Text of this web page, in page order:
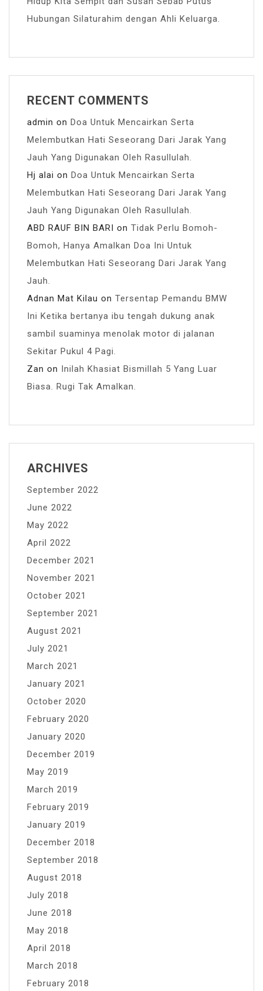
Hubungan Silaturahim dengan Ahli Keluarga.
RECENT COMMENTS
admin on Doa Untuk Mencairkan Serta
Melembutkan Hati Seseorang Dari Jarak Yang
Jauh Yang Digunakan Oleh Rasullulah.
Hj alai on Doa Untuk Mencairkan Serta
Melembutkan Hati Seseorang Dari Jarak Yang
Jauh Yang Digunakan Oleh Rasullulah.
ABD RAUF BIN BARI on Tidak Perlu Bomoh-
Bomoh, Hanya Amalkan Doa Ini Untuk
Melembutkan Hati Seseorang Dari Jarak Yang
Jauh.
Adnan Mat Kilau on Tersentap Pemandu BMW
Ini Ketika bertanya ibu tengah dukung anak
sambil suaminya menolak motor di jalanan
Sekitar Pukul 4 Pagi.
Zan on Inilah Khasiat Bismillah 5 Yang Luar
Biasa. Rugi Tak Amalkan.
ARCHIVES
September 2022
June 2022
May 2022
April 2022
December 2021
November 2021
October 2021
September 2021
August 2021
July 2021
March 2021
January 2021
October 2020
February 2020
January 2020
December 2019
May 2019
March 2019
February 2019
January 2019
December 2018
September 2018
August 2018
July 2018
June 2018
May 2018
April 2018
March 2018
February 2018